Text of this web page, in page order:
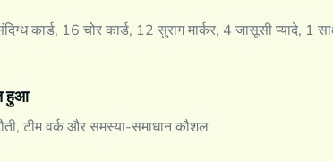
कार्ड, 16 चोर कार्ड, 12 सुराग मार्कर, 4 जासूसी प्यादे,
हुआ
टीम वर्क और समस्या-समाधान कौशल